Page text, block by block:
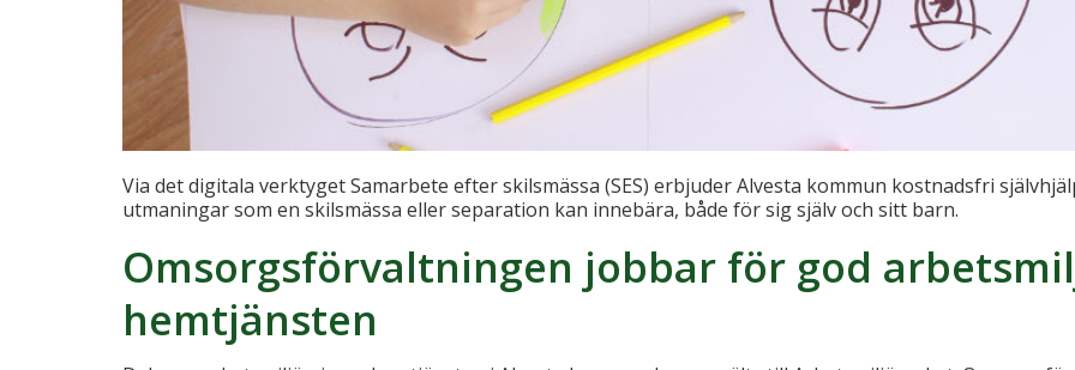
Via det digitala verktyget Samarbete efter skilsmässa (SES) erbjuder Alvesta kommun kostnadsfri
utmaningar som en skilsmässa eller separation kan innebära, både för sig själv och sitt barn.
Omsorgsförvaltningen jobbar för god
hemtjänsten